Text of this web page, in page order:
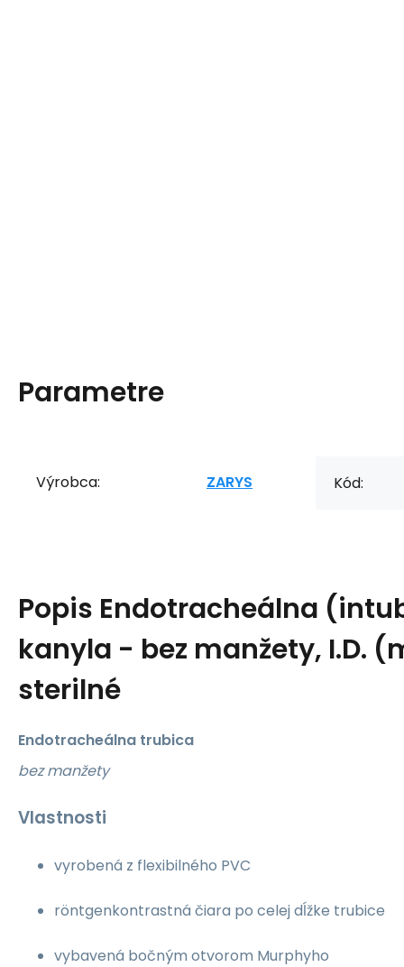
Parametre
Výrobca: ZARYS Kód:
Popis Endotracheálna
kanyla - bez manžety, I.D.
sterilné
Endotracheálna trubica
bez manžety
Vlastnosti
vyrobená z flexibilného PVC
röntgenkontrastná čiara po celej dĺžke trubice
vybavená bočným otvorom Murphyho